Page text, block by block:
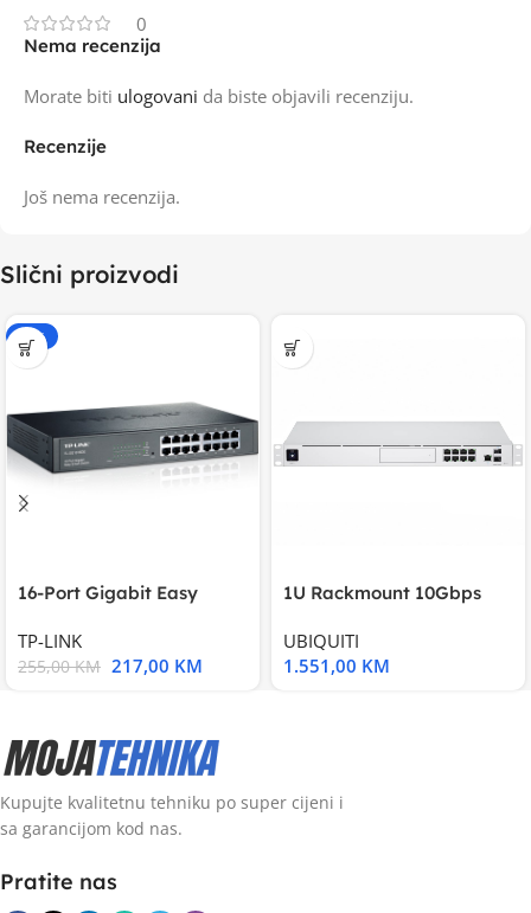
0
Recenzije
Još nema recenzija.
Nema recenzija
Morate biti ulogovani da biste objavili recenziju.
Slični proizvodi
-15%
16-Port Gigabit Easy
TP-LINK
255,00KM 217,00 KM
1U Rackmount 10Gbps
UBIQUITI
1.551,00 KM
Kupujte kvalitetnu tehniku po super cijeni i
sa garancijom kod nas.
Pratite nas